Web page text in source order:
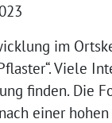
im
Viele
finden. Die
einer